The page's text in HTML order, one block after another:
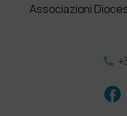
Associazioni